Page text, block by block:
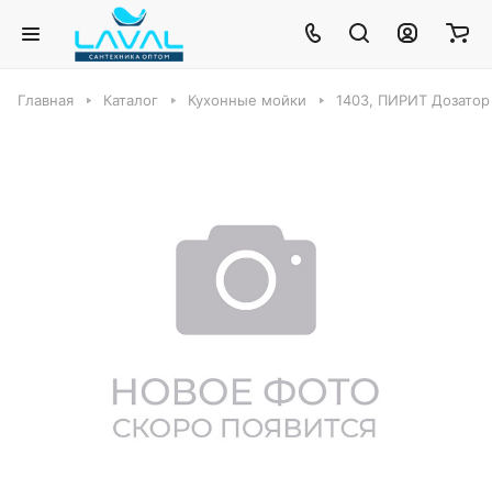
Главная Каталог Кухонные мойки 1403, ПИРИТ